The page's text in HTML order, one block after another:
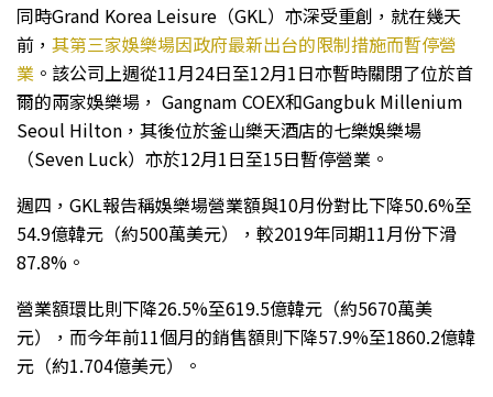
同時Grand Korea Leisure（GKL）亦深受重創，就在幾天
前， 其第三家娛樂場因政府最新出台的限制措施而暫停營
業 。該公司上週從11月24日至12月1日亦暫時關閉了位於首
爾的兩家娛樂場， Gangnam COEX和Gangbuk Millenium
Seoul Hilton，其後位於釜山樂天酒店的七樂娛樂場
（Seven Luck）亦於12月1日至15日暫停營業。
週四，GKL報告稱娛樂場營業額與10月份對比下降50.6%至
54.9億韓元（約500萬美元），較2019年同期11月份下滑
87.8%。
營業額環比則下降26.5%至619.5億韓元（約5670萬美
元），而今年前11個月的銷售額則下降57.9%至1860.2億韓
元（約1.704億美元）。